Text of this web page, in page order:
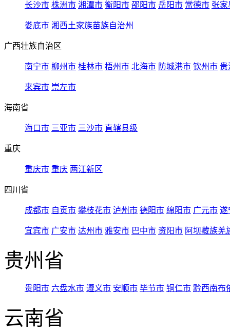
长沙市 株洲市 湘潭市 衡阳市 邵阳市 岳阳市 常德市 张家
娄底市 湘西土家族苗族自治州
广西壮族自治区
南宁市 柳州市 桂林市 梧州市 北海市 防城港市 钦州市 贵
来宾市 崇左市
海南省
海口市 三亚市 三沙市 直辖县级
重庆
重庆市 重庆 两江新区
四川省
成都市 自贡市 攀枝花市 泸州市 德阳市 绵阳市 广元市 遂
宜宾市 广安市 达州市 雅安市 巴中市 资阳市 阿坝藏族羌
贵州省
贵阳市 六盘水市 遵义市 安顺市 毕节市 铜仁市 黔西南布
云南省